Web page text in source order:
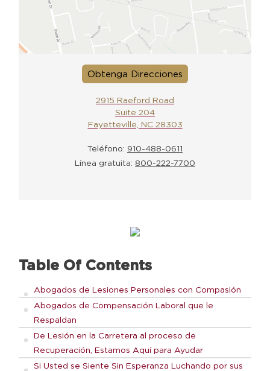
Obtenga Direcciones
2915 Raeford Road
Suite 204
Fayetteville, NC 28303
Teléfono: 910-488-0611
Línea gratuita: 800-222-7700
Table Of Contents
Abogados de Lesiones Personales con Compasión
Abogados de Compensación Laboral que le
Respaldan
De Lesión en la Carretera al proceso de
Recuperación, Estamos Aquí para Ayudar
Si Usted se Siente Sin Esperanza Luchando por sus